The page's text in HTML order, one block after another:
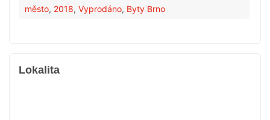
město, 2018, Vyprodáno, Byty Brno
Lokalita